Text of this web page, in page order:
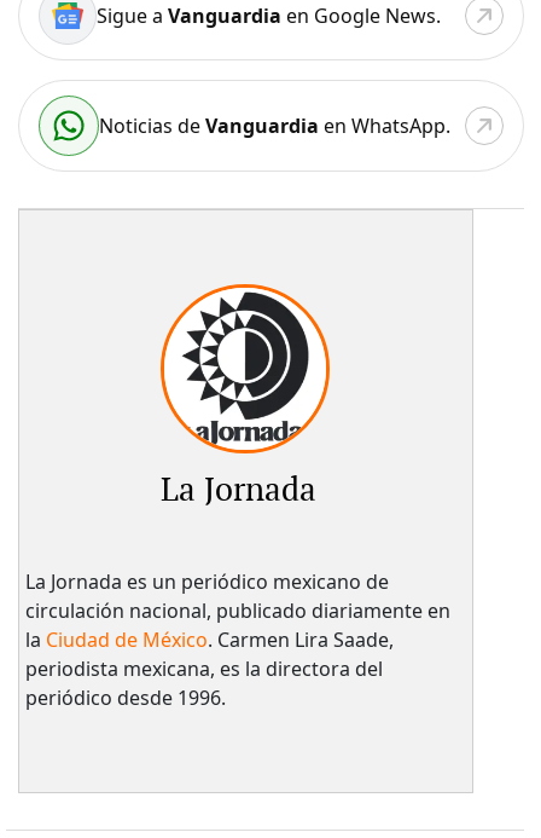
Sigue a Vanguardia en Google News.
Noticias deVanguardia en WhatsApp.
La Jornada
La Jornada es un periódico mexicano de
circulación nacional, publicado diariamente en
la Ciudad de México. Carmen Lira Saade,
periodista mexicana, es la directora del
periódico desde 1996.